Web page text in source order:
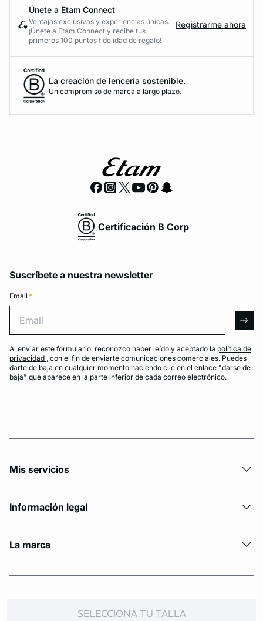
SELECCIONA TU TALLA
Únete a Etam Connect
Ventajas exclusivas y experiencias únicas.
¡Únete a Etam Connect y recibe tus
primeros 100 puntos fidelidad de regalo!
Registrarme ahora
La creación de lencería sostenible.
Un compromiso de marca a largo plazo.
Certificación B Corp
Suscríbete a nuestra newsletter
Email *
Al enviar este formulario, reconozco haber leído y aceptado la política de
privacidad , con el fin de enviarte comunicaciones comerciales. Puedes
darte de baja en cualquier momento haciendo clic en el enlace "darse de
baja" que aparece en la parte inferior de cada correo electrónico.
Mis servicios
Información legal
La marca